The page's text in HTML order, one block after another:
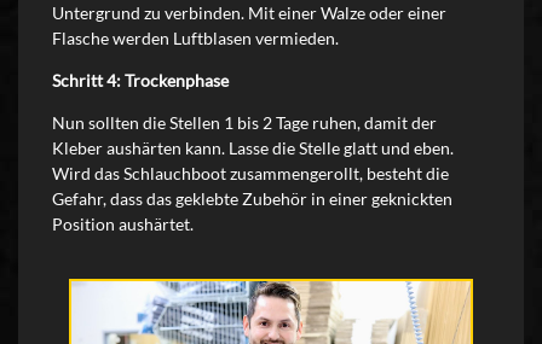
Untergrund zu verbinden. Mit einer Walze oder einer
Flasche werden Luftblasen vermieden.
Schritt 4: Trockenphase
Nun sollten die Stellen 1 bis 2 Tage ruhen, damit der
Kleber aushärten kann. Lasse die Stelle glatt und eben.
Wird das Schlauchboot zusammengerollt, besteht die
Gefahr, dass das geklebte Zubehör in einer geknickten
Position aushärtet.